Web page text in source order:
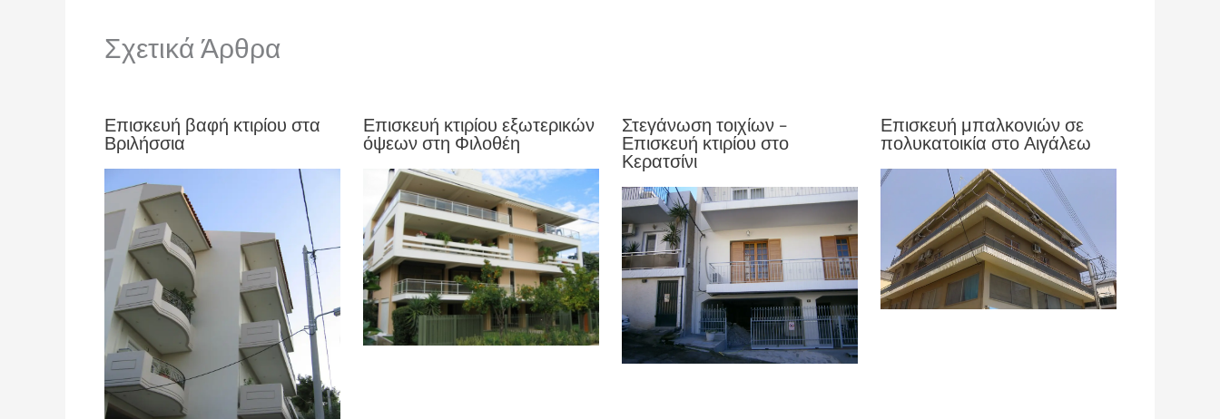
Σχετικά Άρθρα
Επισκευή βαφή κτιρίου στα
Βριλήσσια
Επισκευή κτιρίου εξωτερικών
όψεων στη Φιλοθέη
Στεγάνωση τοιχίων –
Επισκευή κτιρίου στο
Κερατσίνι
Επισκευή μπαλκονιών σε
πολυκατοικία στο Αιγάλεω